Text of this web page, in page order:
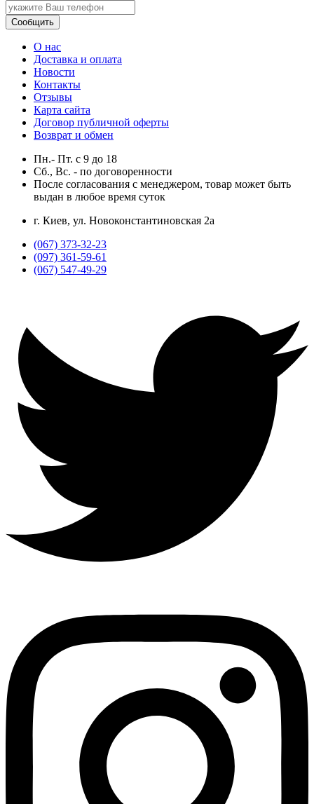
Сообщить
О нас
Доставка и оплата
Новости
Контакты
Отзывы
Карта сайта
Договор публичной оферты
Возврат и обмен
Пн.- Пт. с 9 до 18
Сб., Вс. - по договоренности
После согласования с менеджером, товар может быть
выдан в любое время суток
г. Киев, ул. Новоконстантиновская 2а
(067) 373-32-23
(097) 361-59-61
(067) 547-49-29